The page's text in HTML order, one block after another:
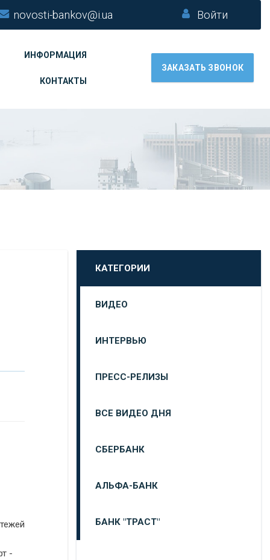
novosti-bankov@i.ua Войти
ИНФОРМАЦИЯ
КОНТАКТЫ
ЗАКАЗАТЬ ЗВОНОК
-
КАТЕГОРИИ
ВИДЕО
ИНТЕРВЬЮ
ПРЕСС-РЕЛИЗЫ
ВСЕ ВИДЕО ДНЯ
СБЕРБАНК
АЛЬФА-БАНК
БАНК "ТРАСТ"